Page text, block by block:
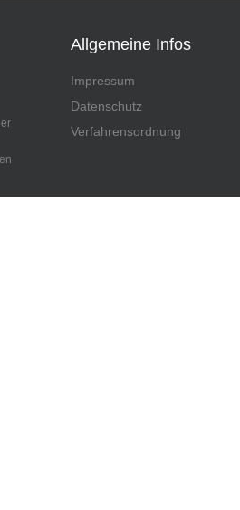
Allgemeine Infos
Impressum
Datenschutz
Verfahrensordnung